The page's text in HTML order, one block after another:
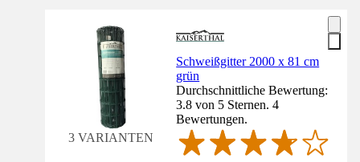
3 VARIANTEN
Schweißgitter 2000 x 81 cm
grün
Durchschnittliche Bewertung:
3.8 von 5 Sternen. 4
Bewertungen.